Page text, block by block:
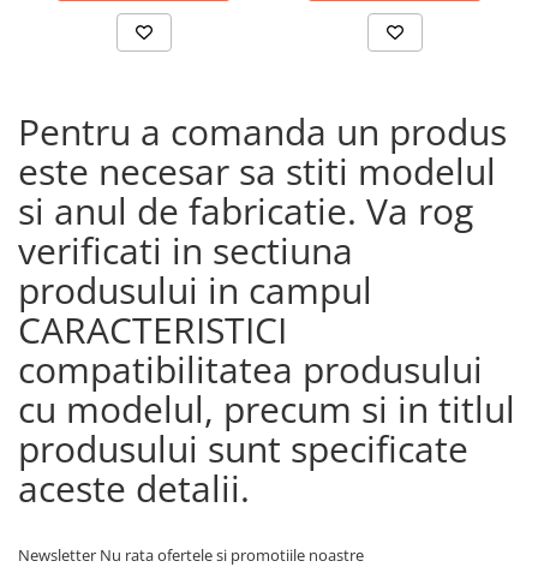
Pentru a comanda un produs
este necesar sa stiti modelul
si anul de fabricatie. Va rog
verificati in sectiuna
produsului in campul
CARACTERISTICI
compatibilitatea produsului
cu modelul, precum si in titlul
produsului sunt specificate
aceste detalii.
Newsletter Nu rata ofertele si promotiile noastre